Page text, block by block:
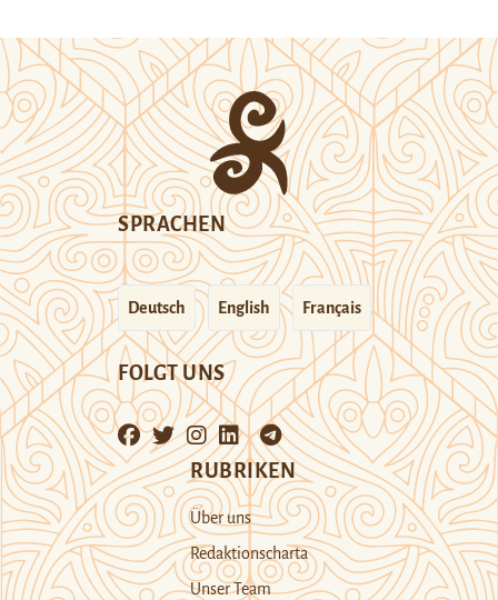
SPRACHEN
Deutsch English Français
FOLGT UNS
RUBRIKEN
Über uns
Redaktionscharta
Unser Team